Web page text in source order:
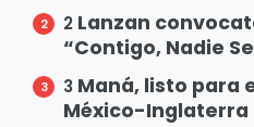
2 Lanzan
“Contigo, Nadie
3 Maná, listo para
México-Inglaterra